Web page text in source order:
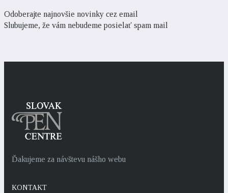
Odoberajte najnovšie novinky cez email
Slubujeme, že vám nebudeme posielať spam mail
Ďakujeme za návštevu nášho webu
KONTAKT